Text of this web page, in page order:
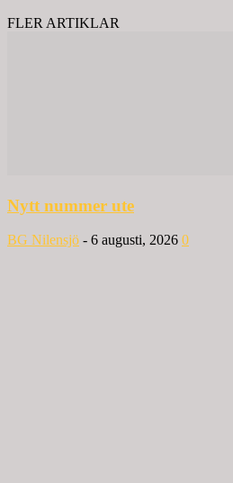
FLER ARTIKLAR
Nytt nummer ute
BG Nilensjö - 6 augusti, 2026 0